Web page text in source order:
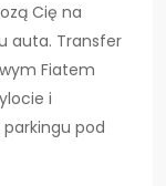
Cię na
auta. Transfer
Fiatem
i
pod